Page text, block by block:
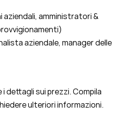
aziendali, amministratori &
aziendale, manager delle
dettagli sui prezzi. Compila
ulteriori informazioni.